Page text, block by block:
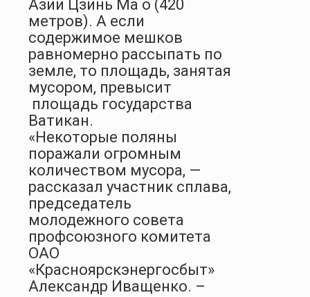
Азии Цзинь Ма о (420
метров). А если
содержимое мешков
равномерно рассыпать по
земле, то площадь, занятая
мусором, превысит
площадь государства
Ватикан.
«Некоторые поляны
поражали огромным
количеством мусора, —
рассказал участник сплава,
председатель
молодежного совета
профсоюзного комитета
ОАО
«Красноярскэнергосбыт»
Александр Иващенко. –